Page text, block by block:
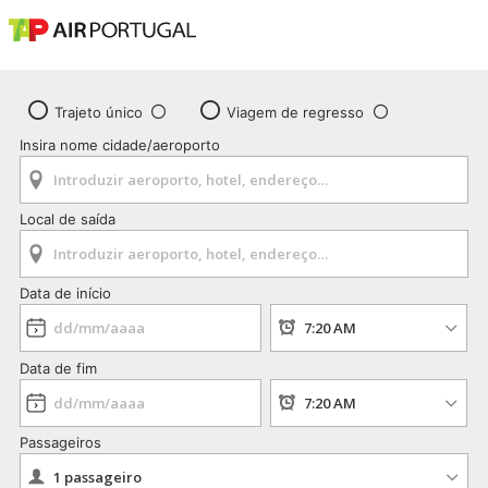
Trajeto único
Viagem de regresso
Insira nome cidade/aeroporto
Local de saída
Data de início
Data de fim
Passageiros